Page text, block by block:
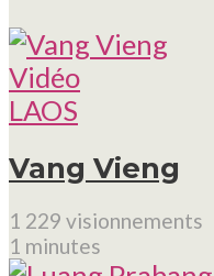
Vidéo
LAOS
Vang Vieng
1 229 visionnements
1 minutes